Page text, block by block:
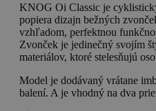
KNOG Oi Classic je
popiera dizajn bežných
vzhľadom, perfektnou
Zvonček je jedinečný svojím
materiálov, ktoré stelesňujú
Model je dodávaný vrátane
balení. A je vhodný na dva